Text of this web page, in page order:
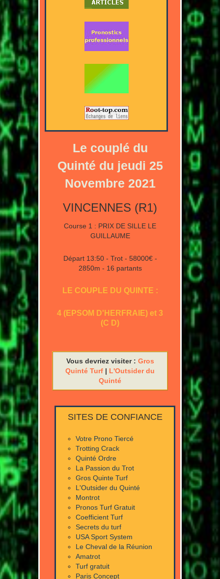
Le couplé du
Quinté du jeudi 25
Novembre 2021
VINCENNES (R1)
Course 1 : PRIX DE SILLE LE
GUILLAUME
Départ 13:50 - Trot - 58000€ -
2850m - 16 partants
LE COUPLE DU QUINTE :
4 (EPSOM D'HERFRAIE) et 3
(C D)
Vous devriez visiter : Gros
Quinté Turf | L'Outsider du
Quinté
SITES DE CONFIANCE
Votre Prono Tiercé
Trotting Crack
Quinté Ordre
La Passion du Trot
Gros Quinte Turf
L'Outsider du Quinté
Montrot
Pronos Turf Gratuit
Coefficient Turf
Secrets du turf
USA Sport System
Le Cheval de la Réunion
Amatrot
Turf gratuit
Paris Concept